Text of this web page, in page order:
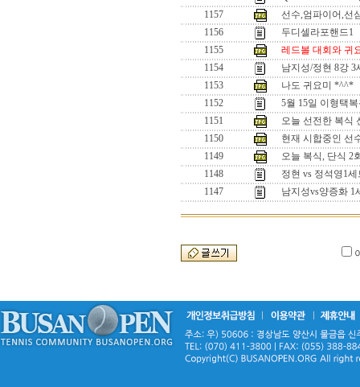
1157
선수,엄파이어,선
1156
두디셀라포핸드1
1155
레드볼 대회와 귀
1154
남지성/정현 8강 3
1153
나도 귀요미 *^^*
1152
5월 15일 이형택
1151
오늘 선전한 복식
1150
현재 시합중인 선
1149
오늘 복식, 단식 2
1148
정현 vs 정석영1
1147
남지성vs양증화 1